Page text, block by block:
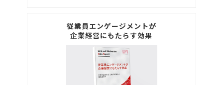
従業員エンゲージメントが
企業経営にもたらす効果